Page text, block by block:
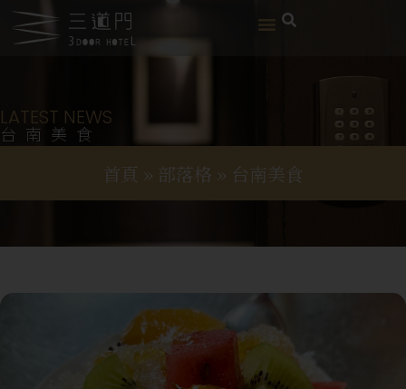
LATEST NEWS
台南美食
首頁 » 部落格 » 台南美食